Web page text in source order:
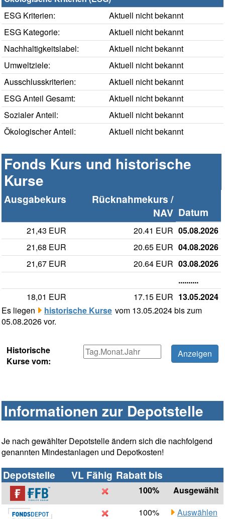
ESG Kriterien:
Aktuell nicht bekannt
ESG Kategorie:
Aktuell nicht bekannt
Nachhaltigkeitslabel:
Aktuell nicht bekannt
Umweltziele:
Aktuell nicht bekannt
Ausschlusskriterien:
Aktuell nicht bekannt
ESG Anteil Gesamt:
Aktuell nicht bekannt
Sozialer Anteil:
Aktuell nicht bekannt
Ökologischer Anteil:
Aktuell nicht bekannt
Fonds Kurs und historische
Kurse
Ausgabekurs
Rücknahmekurs /
NAV Datum
21,43 EUR 20.41 EUR 05.08.2026
21,68 EUR
20.65 EUR 04.08.2026
21,67 EUR
20.64 EUR 03.08.2026
..........
18,01 EUR
17.15 EUR 13.05.2024
Es liegen
historische Kurse vom 13.05.2024 bis zum
05.08.2026 vor.
Historische
Kurse vom:
Informationen zur Depotstelle
Je nach gewählter Depotstelle ändern sich die nachfolgend
genannten Mindestanlagen und Depotkosten!
Depotstelle VL Fähig Rabatt bis
100%
Ausgewählt
100%
Auswählen